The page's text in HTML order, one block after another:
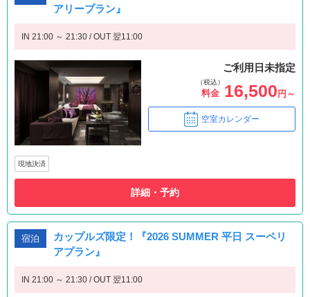
アリープラン』
IN 21:00 ～ 21:30 / OUT 翌11:00
ご利用日未指定
（税込）
料金 16,500 円～
空室カレンダー
現地決済
詳細・予約
宿泊
カップルズ限定！『2026 SUMMER 平日 スーペリ
アプラン』
IN 21:00 ～ 21:30 / OUT 翌11:00